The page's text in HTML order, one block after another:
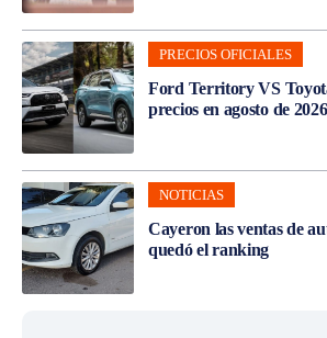
PRECIOS OFICIALES
Ford Territory VS
precios en agosto de 2026
NOTICIAS
Cayeron las ventas de
quedó el ranking